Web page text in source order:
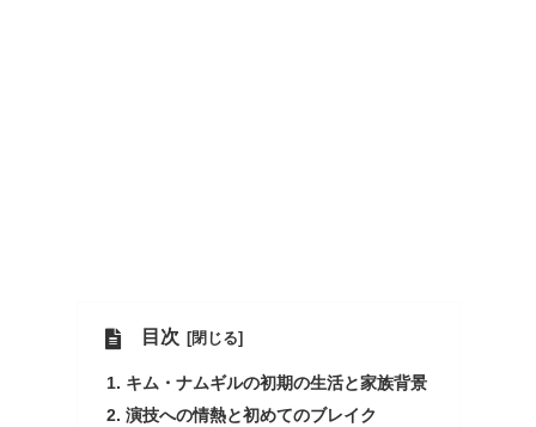
目次
キム・ナムギルの初期の生活と家族背景
演技への情熱と初めてのブレイク